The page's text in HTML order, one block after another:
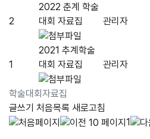
학술대회자료집
2
2022 춘계 학술
대회 자료집
관리자
1
2021 추계학술
대회 자료집
관리자
글쓰기 처음목록 새로고침
1